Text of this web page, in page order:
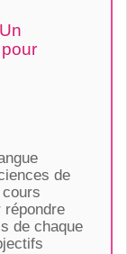
de
cours
répondre
de chaque